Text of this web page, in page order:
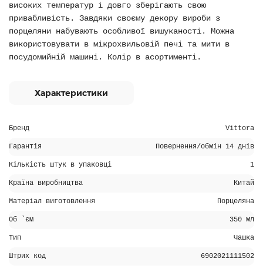
високих температур і довго зберігають свою
привабливість. Завдяки своєму декору вироби з
порцеляни набувають особливої вишуканості. Можна
використовувати в мікрохвильовій печі та мити в
посудомийній машині. Колір в асортименті.
Характеристики
Бренд Vittora
Гарантія Повернення/обмін 14 днів
Кількість штук в упаковці 1
Країна виробництва Китай
Матеріал виготовлення Порцеляна
Об `єм 350 мл
Тип Чашка
Штрих код 6902021111502